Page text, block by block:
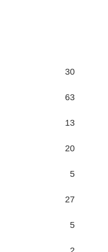
30
63
13
20
5
27
5